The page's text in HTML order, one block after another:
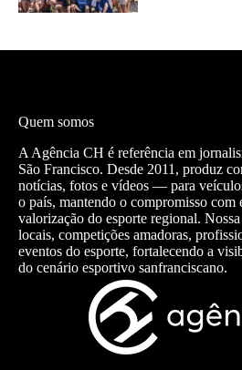
Quem somos
A Agência CH é referência em
São Francisco. Desde 2011, produz
notícias, fotos e vídeos — para
o país, mantendo o compromisso com
valorização do esporte regional.
locais, competições amadoras,
eventos do esporte, fortalecendo a
do cenário esportivo sanfranciscano.